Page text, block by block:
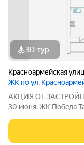
3D-тур
Красноармейская
ЖК по ул.
АКЦИЯ ОТ
30 июня. ЖК Победа
современный 5-
созданный в формате